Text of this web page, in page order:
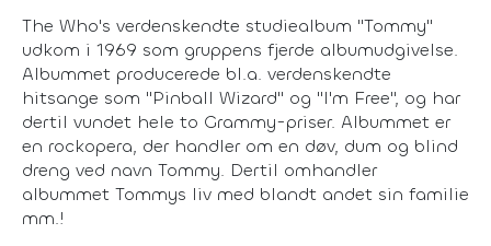
The Who's verdenskendte studiealbum "Tommy"
udkom i 1969 som gruppens fjerde albumudgivelse.
Albummet producerede bl.a. verdenskendte
hitsange som "Pinball Wizard" og "I'm Free", og har
dertil vundet hele to Grammy-priser. Albummet er
en rockopera, der handler om en døv, dum og blind
dreng ved navn Tommy. Dertil omhandler
albummet Tommys liv med blandt andet sin familie
mm.!